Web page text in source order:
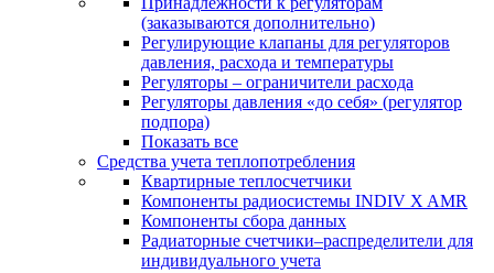
(заказываются дополнительно)
Регулирующие клапаны для регуляторов
давления, расхода и температуры
Регуляторы – ограничители расхода
Регуляторы давления «до себя» (регулятор
подпора)
Показать все
Средства учета теплопотребления
Квартирные теплосчетчики
Компоненты радиосистемы INDIV X AMR
Компоненты сбора данных
Радиаторные счетчики–распределители для
индивидуального учета